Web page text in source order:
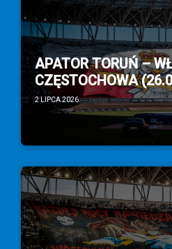
APATOR TORUŃ –
CZĘSTOCHOWA
2 LIPCA 2026